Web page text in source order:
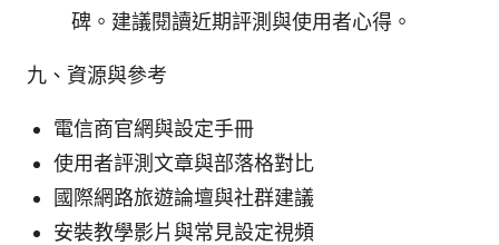
碑。建議閱讀近期評測與使用者心得。
九、資源與參考
電信商官網與設定手冊
使用者評測文章與部落格對比
國際網路旅遊論壇與社群建議
安裝教學影片與常見設定視頻